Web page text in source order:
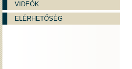
VIDEÓK
ELÉRHETŐSÉG